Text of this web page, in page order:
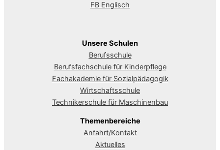
FB Englisch
Unsere Schulen
Berufsschule
Berufsfachschule für Kinderpflege
Fachakademie für Sozialpädagogik
Wirtschaftsschule
Technikerschule für Maschinenbau
Themenbereiche
Anfahrt/Kontakt
Aktuelles